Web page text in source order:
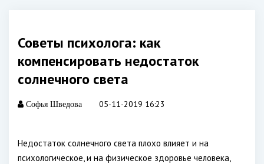
Советы психолога: как
компенсировать недостаток
солнечного света
Софья Шведова 05-11-2019 16:23
Недостаток солнечного света плохо влияет и на
психологическое, и на физическое здоровье человека,